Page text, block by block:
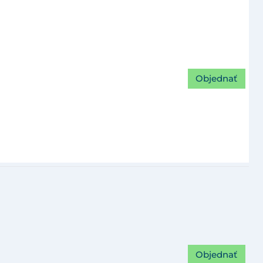
Objednať
Objednať